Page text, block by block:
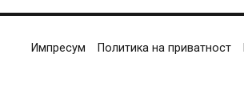
Импресум Политика на приватност